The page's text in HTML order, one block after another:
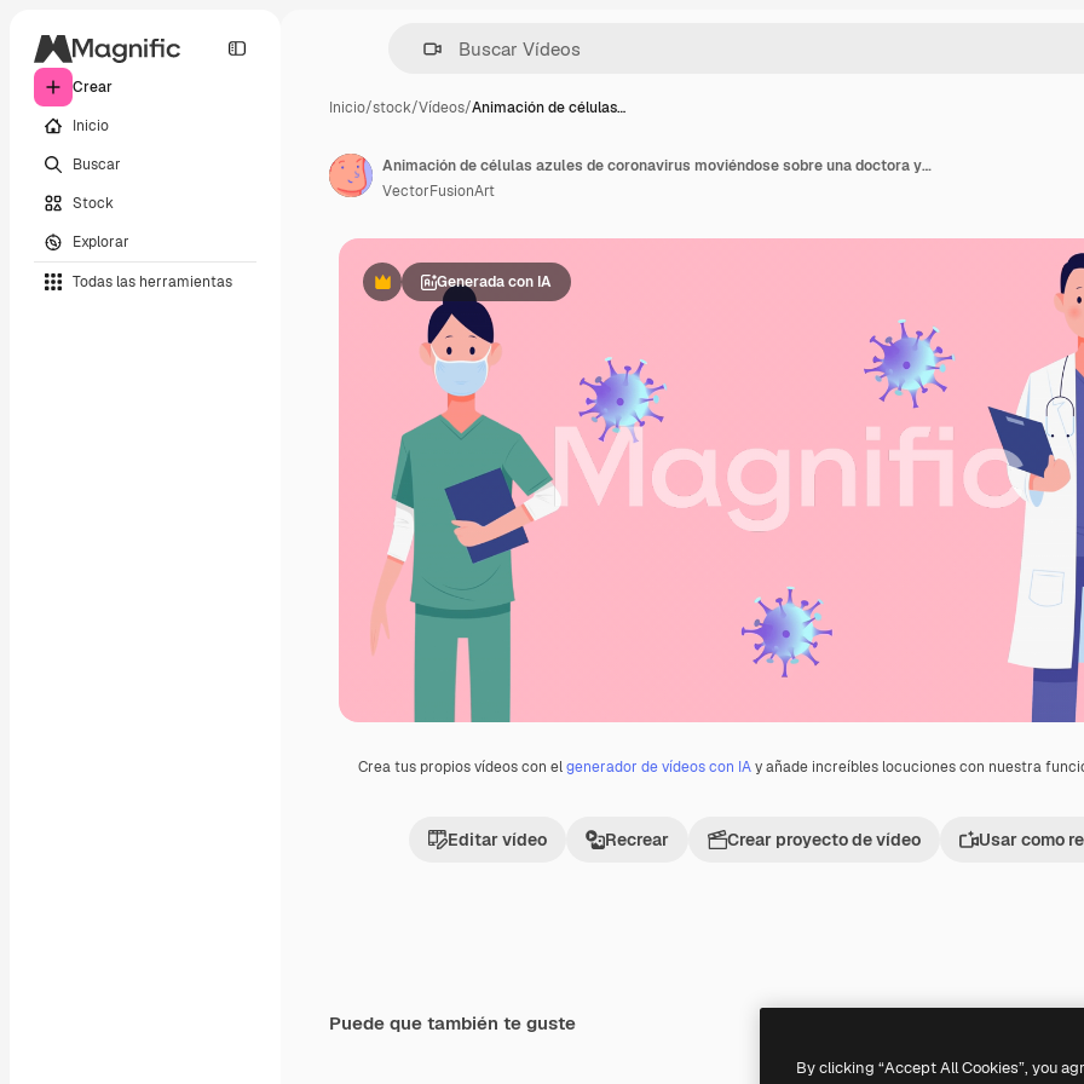
Crear
Inicio
Buscar
Stock
Explorar
Todas las herramientas
Inicio/stock/Vídeos/Animación de células…
PremiumGenerada con IA
Crea tus propios vídeos con elgenerador de vídeos con IAy añade increíbles locuciones con nuestra
Editar vídeo Recrear Crear proyecto de vídeo Usar como
Animación de células azules de coronavirus moviéndose sobre una doctora y un médico sobre fondo rosa.
VectorFusionArt
Puede que también te guste
By clicking “Accept All Cookies”, you